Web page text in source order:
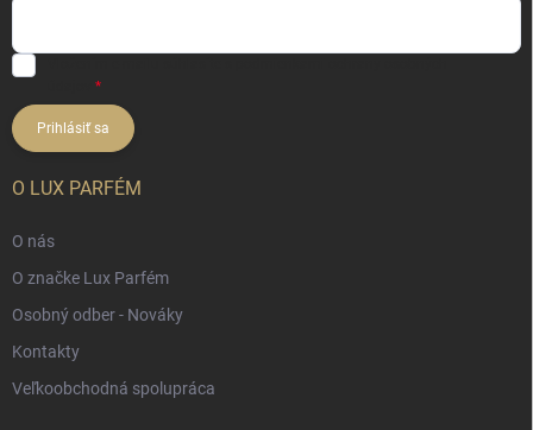
Prihlásiť sa
O LUX PARFÉM
O nás
O značke Lux Parfém
Osobný odber - Nováky
Kontakty
Veľkoobchodná spolupráca